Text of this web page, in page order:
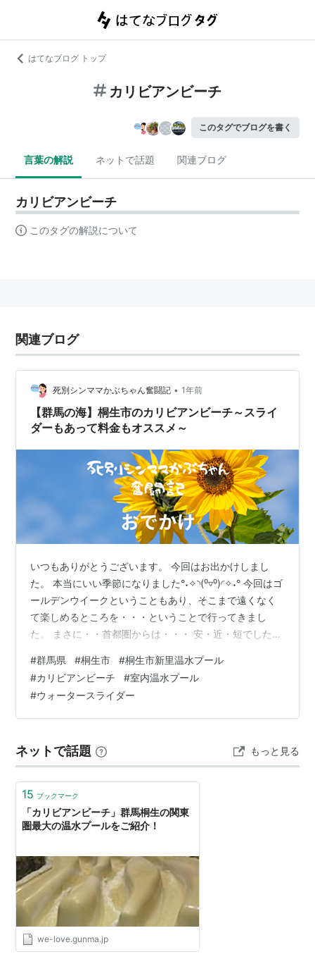
はてなブログ トップ
カリビアンビーチ
このタグでブログを書く
言葉の解説 ネットで話題 関連ブログ
カリビアンビーチ
このタグの解説について
関連ブログ
死別シンママかぶちゃん奮闘記 • 1年前
【群馬の海】桐生市のカリビアンビーチ～スライ
ダーもあって料金もオススメ～
いつもありがとうございます。 今回はお出かけしまし
た。 本当にいい季節になりました°˖✧◝(⁰▿⁰)◜✧˖° 今回はゴ
ールデンウイークということもあり、そこまで遠くなく
て楽しめるところを・・・ということで行ってきまし
た。 まさに・・首都圏からは・・・ 安・近・短でした。
里温水プール） 〒376-0122 群馬県桐生市新里町野４６
１ 桐生市の清掃センターの隣になります。
tel:0277702121 営業時間：10～21時 駐車場は無料で
す。 こんな感じのところが２か所です。 夏は早めに行っ
#群馬県 #桐生市 #桐生市新里温水プール
#カリビアンビーチ #室内温水プール
#ウォータースライダー
ネットで話題 もっと見る
15 ブックマーク
「カリビアンビーチ」群馬桐生の関東
圏最大の温水プールをご紹介！
we-love.gunma.jp